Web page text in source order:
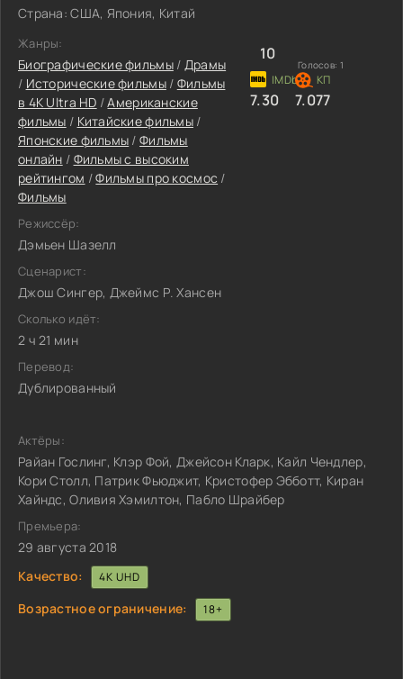
Страна: США, Япония, Китай
Жанры:
Биографические фильмы/ Драмы
/ Исторические фильмы/ Фильмы
в 4K Ultra HD /Американские
фильмы / Китайские фильмы /
Японские фильмы /Фильмы
онлайн / Фильмы с высоким
рейтингом /Фильмы про космос /
Фильмы
Режиссёр:
Дэмьен Шазелл
Сценарист:
Джош Сингер, Джеймс Р. Хансен
Сколько идёт:
2 ч 21 мин
Перевод:
Дублированный
10
Голосов: 1
7.30 7.077
Актёры:
Райан Гослинг, Клэр Фой, Джейсон Кларк, Кайл Чендлер,
Кори Столл, Патрик Фьюджит, Кристофер Эбботт, Киран
Хайндс, Оливия Хэмилтон, Пабло Шрайбер
Премьера:
29 августа 2018
Качество:
4K UHD
Возрастное ограничение: 18+